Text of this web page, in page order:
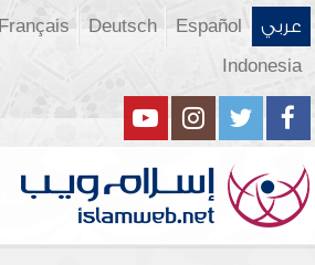
عربي Español
Deutsch
Français
Indonesia